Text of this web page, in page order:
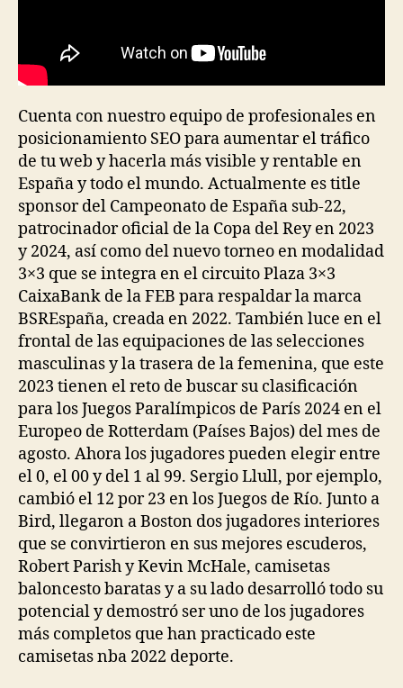
Cuenta con nuestro equipo de profesionales en
posicionamiento SEO para aumentar el tráfico
de tu web y hacerla más visible y rentable en
España y todo el mundo. Actualmente es title
sponsor del Campeonato de España sub-22,
patrocinador oficial de la Copa del Rey en 2023
y 2024, así como del nuevo torneo en modalidad
3×3 que se integra en el circuito Plaza 3×3
CaixaBank de la FEB para respaldar la marca
BSREspaña, creada en 2022. También luce en el
frontal de las equipaciones de las selecciones
masculinas y la trasera de la femenina, que este
2023 tienen el reto de buscar su clasificación
para los Juegos Paralímpicos de París 2024 en el
Europeo de Rotterdam (Países Bajos) del mes de
agosto. Ahora los jugadores pueden elegir entre
el 0, el 00 y del 1 al 99. Sergio Llull, por ejemplo,
cambió el 12 por 23 en los Juegos de Río. Junto a
Bird, llegaron a Boston dos jugadores interiores
que se convirtieron en sus mejores escuderos,
Robert Parish y Kevin McHale, camisetas
baloncesto baratas y a su lado desarrolló todo su
potencial y demostró ser uno de los jugadores
más completos que han practicado este
camisetas nba 2022 deporte.